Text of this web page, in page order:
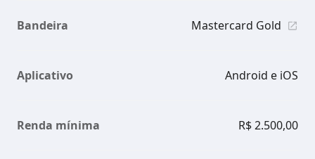
Bandeira Mastercard Gold
Aplicativo Android e iOS
Renda mínima R$ 2.500,00